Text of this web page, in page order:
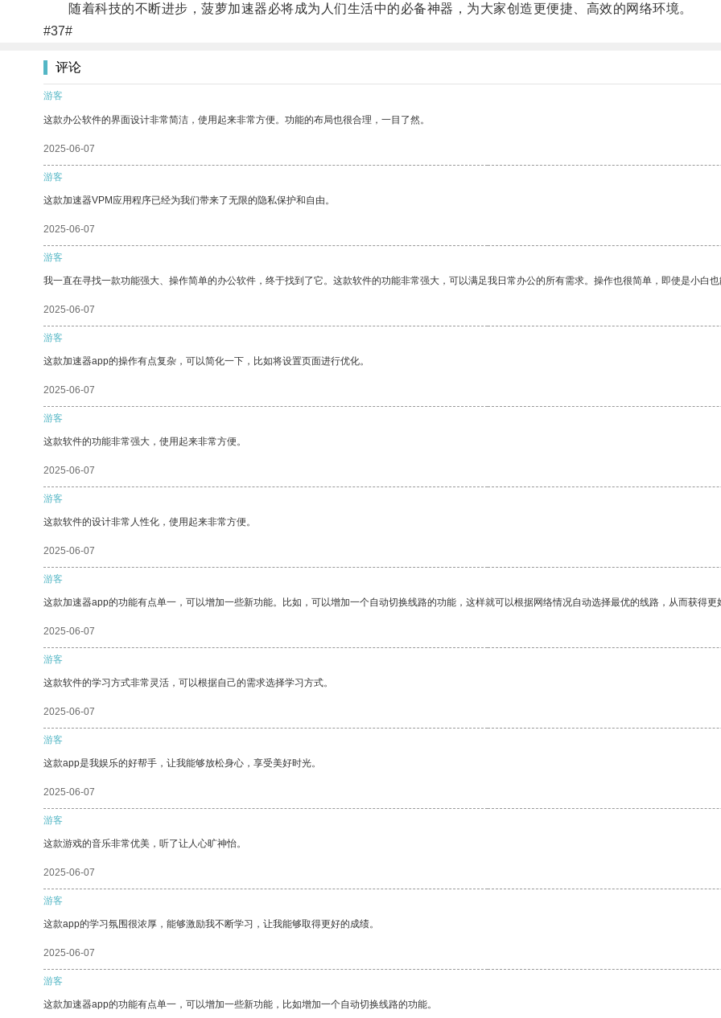
随着科技的不断进步，菠萝加速器必将成为人们生活中的必备神器，为大家创造更便捷、高效的网络环境。
#37#
评论
游客
这款办公软件的界面设计非常简洁，使用起来非常方便。功能的布局也很合理，一目了然。
2025-06-07
游客
这款加速器VPM应用程序已经为我们带来了无限的隐私保护和自由。
2025-06-07
游客
我一直在寻找一款功能强大、操作简单的办公软件，终于找到了它。这款软件的功能非常强大，可以满足我日常办公的所有需求。操作也很简单，即使是小白也
2025-06-07
游客
这款加速器app的操作有点复杂，可以简化一下，比如将设置页面进行优化。
2025-06-07
游客
这款软件的功能非常强大，使用起来非常方便。
2025-06-07
游客
这款软件的设计非常人性化，使用起来非常方便。
2025-06-07
游客
这款加速器app的功能有点单一，可以增加一些新功能。比如，可以增加一个自动切换线路的功能，这样就可以根据网络情况自动选择最优的线路，从而获得更
2025-06-07
游客
这款软件的学习方式非常灵活，可以根据自己的需求选择学习方式。
2025-06-07
游客
这款app是我娱乐的好帮手，让我能够放松身心，享受美好时光。
2025-06-07
游客
这款游戏的音乐非常优美，听了让人心旷神怡。
2025-06-07
游客
这款app的学习氛围很浓厚，能够激励我不断学习，让我能够取得更好的成绩。
2025-06-07
游客
这款加速器app的功能有点单一，可以增加一些新功能，比如增加一个自动切换线路的功能。